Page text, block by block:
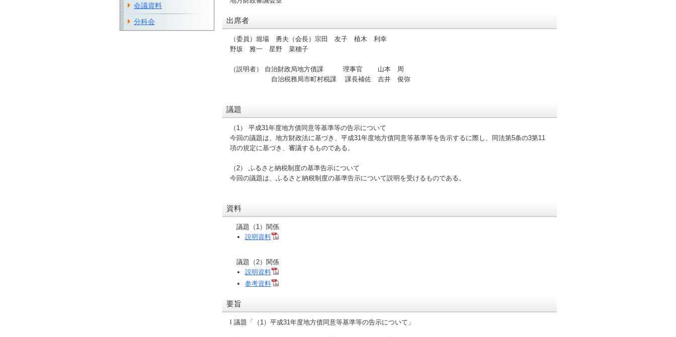
出席者
（委員）堀場 勇夫（会長）宗田 友子 植木 利幸
野坂 雅一 星野 菜穗子
（説明者） 自治財政局地方債課 理事官 山本 周
自治税務局市町村税課 課長補佐 吉井 俊弥
議題
（1） 平成31年度地方債同意等基準等の告示について
今回の議題は、地方財政法に基づき、平成31年度地方債同意等基準等を告示するに際し、同法第5条の3第11
項の規定に基づき、審議するものである。
（2） ふるさと納税制度の基準告示について
今回の議題は、ふるさと納税制度の基準告示について説明を受けるものである。
資料
議題（1）関係
説明資料
議題（2）関係
説明資料
参考資料
要旨
I 議題「（1）平成31年度地方債同意等基準等の告示について」
会議資料
分科会